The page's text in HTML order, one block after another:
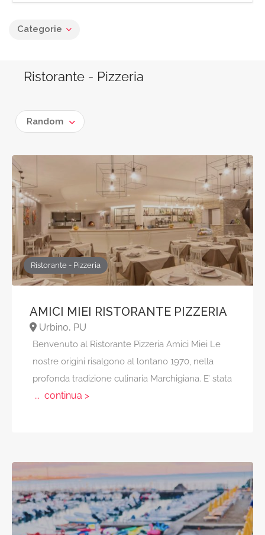
Categorie
Ristorante - Pizzeria
Random
Ristorante - Pizzeria
AMICI MIEI RISTORANTE PIZZERIA
Urbino, PU
Benvenuto al Ristorante Pizzeria Amici Miei Le
nostre origini risalgono al lontano 1970, nella
profonda tradizione culinaria Marchigiana. E’ stata
... continua >